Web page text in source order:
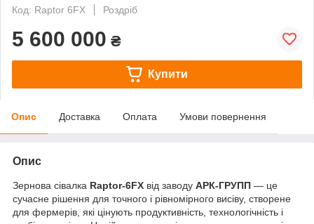
Код: Raptor 6FX
Роздріб
5 600 000 ₴
Купити
Опис Доставка Оплата Умови повернення
Опис
Зернова сівалка Raptor-6FX від заводу АРК-ГРУПП — це
сучасне рішення для точного і рівномірного висіву, створене
для фермерів, які цінують продуктивність, технологічність і